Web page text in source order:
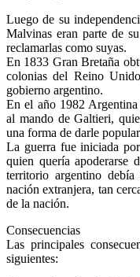
Luego de su
Malvinas eran parte de
reclamarlas como suyas.
En 1833 Gran Bretaña
colonias del Reino
gobierno argentino.
En el año 1982
al mando de Galtieri,
una forma de darle
La guerra fue iniciada
quien quería apoderarse
territorio argentino
nación extranjera, tan
de la nación.
Consecuencias
Las principales
siguientes: